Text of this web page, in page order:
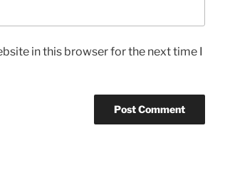
in this browser for the next time I